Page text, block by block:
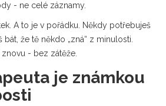
- ne celé záznamy.
A to je v pořádku. Někdy potřebuješ
že tě někdo „zná“ z minulosti.
- bez zátěže.
je známkou